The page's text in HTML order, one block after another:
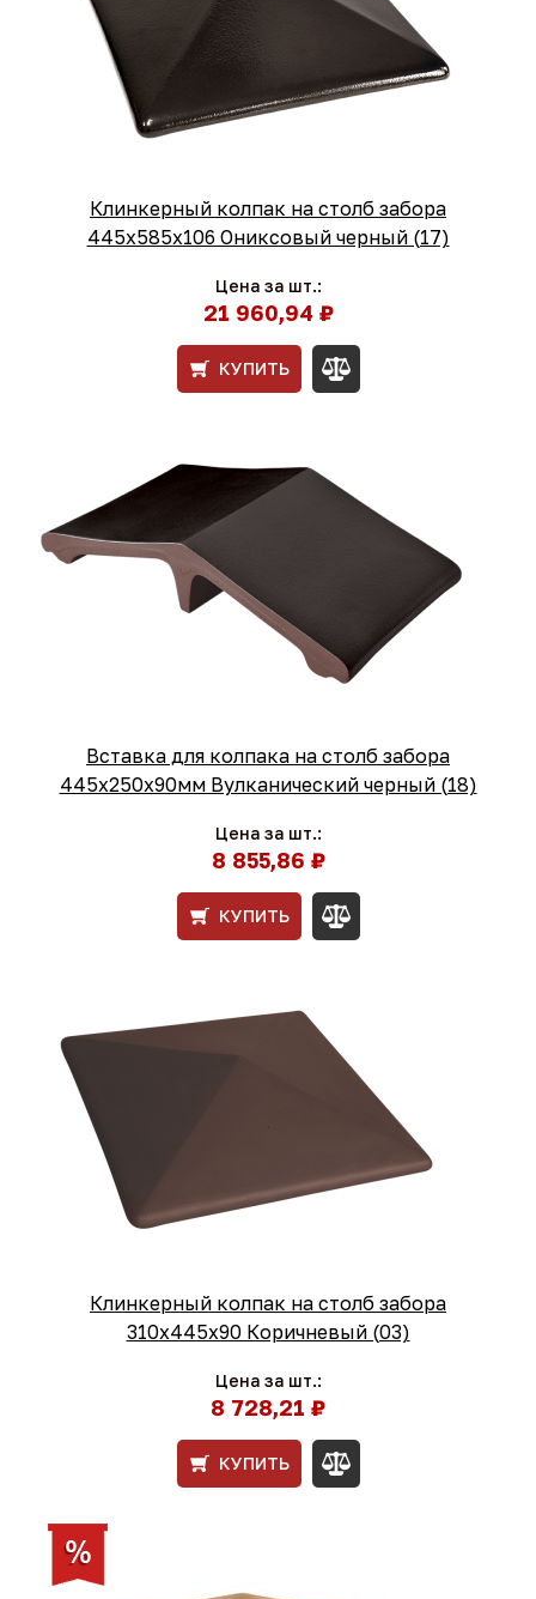
Клинкерный колпак на столб забора
445х585х106 Ониксовый черный (17)
Цена за шт.:
21 960,94 ₽
КУПИТЬ
Вставка для колпака на столб забора
445x250x90мм Вулканический черный (18)
Цена за шт.:
8 855,86 ₽
КУПИТЬ
Клинкерный колпак на столб забора
310х445х90 Коричневый (03)
Цена за шт.:
8 728,21 ₽
КУПИТЬ